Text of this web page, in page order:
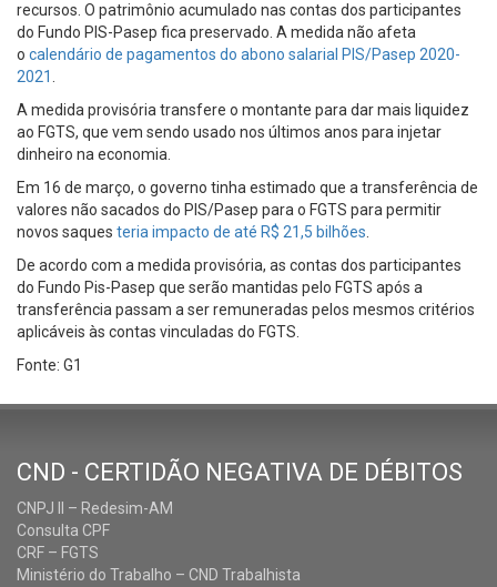
recursos. O patrimônio acumulado nas contas dos participantes
do Fundo PIS-Pasep fica preservado. A medida não afeta
o calendário de pagamentos do abono salarial PIS/Pasep 2020-
2021
A medida provisória transfere o montante para dar mais liquidez
ao FGTS, que vem sendo usado nos últimos anos para injetar
dinheiro na economia.
Em 16 de março, o governo tinha estimado que a transferência de
valores não sacados do PIS/Pasep para o FGTS para permitir
novos saques teria impacto de até R$ 21,5 bilhões
De acordo com a medida provisória, as contas dos participantes
do Fundo Pis-Pasep que serão mantidas pelo FGTS após a
transferência passam a ser remuneradas pelos mesmos critérios
aplicáveis às contas vinculadas do FGTS.
Fonte: G1
CND - CERTIDÃO NEGATIVA DE DÉBITOS
CNPJ II – Redesim-AM
Consulta CPF
CRF – FGTS
Ministério do Trabalho – CND Trabalhista